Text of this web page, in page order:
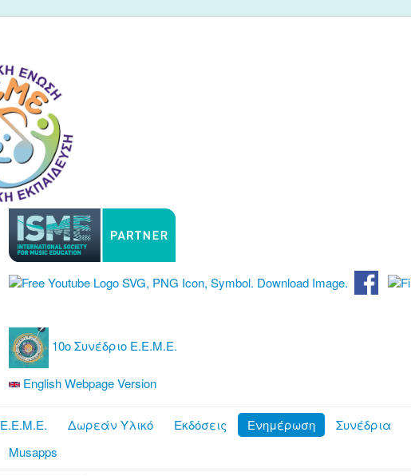
10ο Συνέδριο Ε.Ε.Μ.Ε.
English Webpage Version
Ε.Ε.Μ.Ε. Δωρεάν Υλικό Εκδόσεις Ενημέρωση Συνέδρια
Musapps